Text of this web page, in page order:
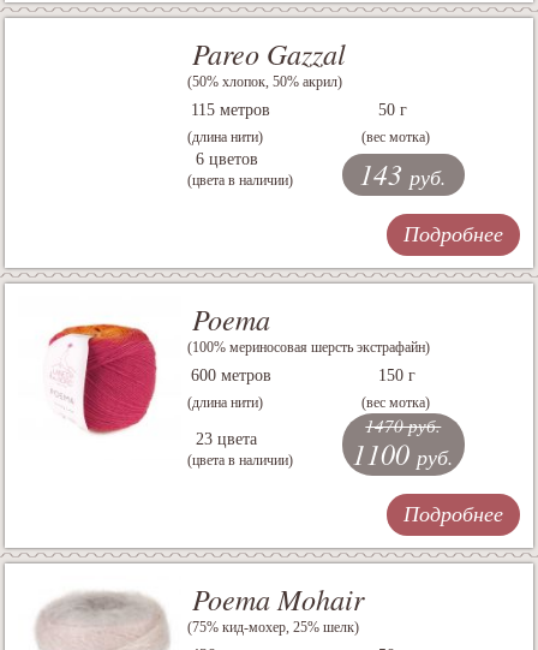
Pareo Gazzal
(50% хлопок, 50% акрил)
115 метров
(длина нити)
50 г
(вес мотка)
6 цветов
(цвета в наличии) 143руб.
Подробнее
Poema
(100% мериносовая шерсть экстрафайн)
600 метров
(длина нити)
150 г
(вес мотка)
23 цвета
(цвета в наличии)
1470 руб.
1100руб.
Подробнее
Poema Mohair
(75% кид-мохер, 25% шелк)